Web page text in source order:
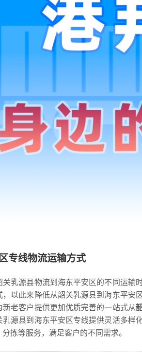
专线物流运输方式
乳源县物流到海东平安区的不同运输
，以此来降低从韶关乳源县到海东平安
老客户提供更加优质完善的一站式从
源县到海东平安区专线提供灵活多样
拣等服务，满足客户的不同需求。